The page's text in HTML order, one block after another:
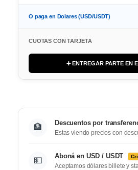
O paga en Dolares (USD/USDT)
CUOTAS CON TARJETA
➕ ENTREGAR PARTE EN
🏦 Descuentos por
Estas viendo precios con
💵 Aboná en USD / USDT
Aceptamos dólares billete y